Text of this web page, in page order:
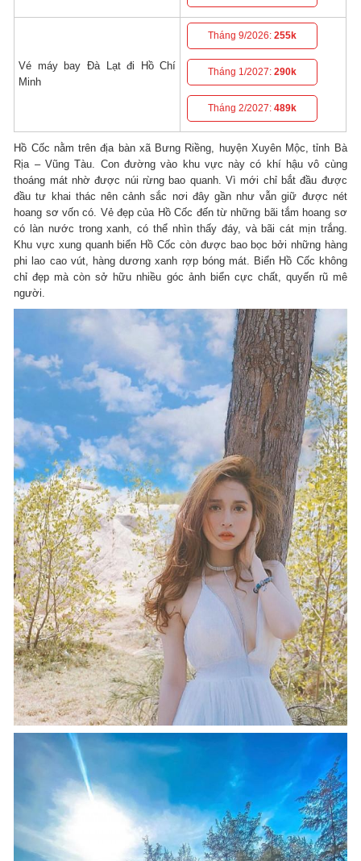
Vé máy bay Đà Lạt đi Hồ Chí
Minh
Tháng 9/2026:255k
Tháng 1/2027:290k
Tháng 2/2027:489k
Hồ Cốc nằm trên địa bàn xã Bưng Riềng, huyện Xuyên Mộc, tỉnh Bà
Rịa – Vũng Tàu. Con đường vào khu vực này có khí hậu vô cùng
thoáng mát nhờ được núi rừng bao quanh. Vì mới chỉ bắt đầu được
đầu tư khai thác nên cảnh sắc nơi đây gần như vẫn giữ được nét
hoang sơ vốn có. Vẻ đẹp của Hồ Cốc đến từ những bãi tắm hoang sơ
có làn nước trong xanh, có thể nhìn thấy đáy, và bãi cát mịn trắng.
Khu vực xung quanh biển Hồ Cốc còn được bao bọc bởi những hàng
phi lao cao vút, hàng dương xanh rợp bóng mát. Biển Hồ Cốc không
chỉ đẹp mà còn sở hữu nhiều góc ảnh biển cực chất, quyến rũ mê
người.